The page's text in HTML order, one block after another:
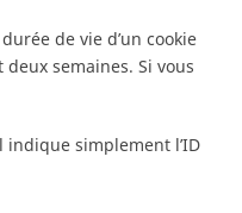
de vie d’un cookie
deux semaines. Si vous
simplement l’ID